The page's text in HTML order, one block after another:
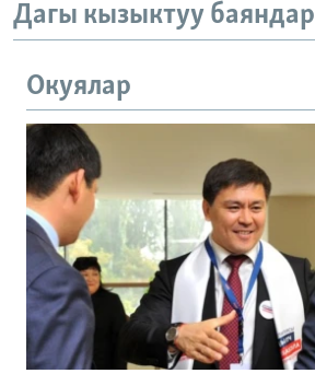
Дагы кызыктуу баяндар
Окуялар